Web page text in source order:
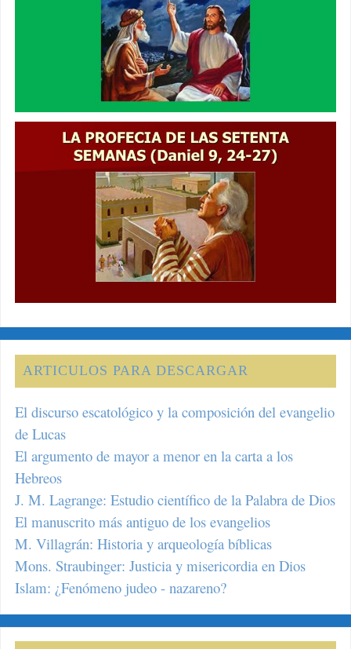
ARTICULOS PARA DESCARGAR
El discurso escatológico y la composición del evangelio
de Lucas
El argumento de mayor a menor en la carta a los
Hebreos
J. M. Lagrange: Estudio científico de la Palabra de Dios
El manuscrito más antiguo de los evangelios
M. Villagrán: Historia y arqueología bíblicas
Mons. Straubinger: Justicia y misericordia en Dios
Islam: ¿Fenómeno judeo - nazareno?